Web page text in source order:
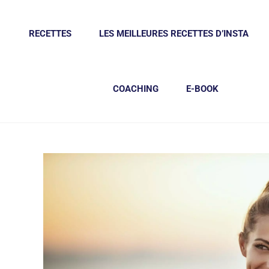
RECETTES LES MEILLEURES RECETTES D’INSTA
COACHING E-BOOK